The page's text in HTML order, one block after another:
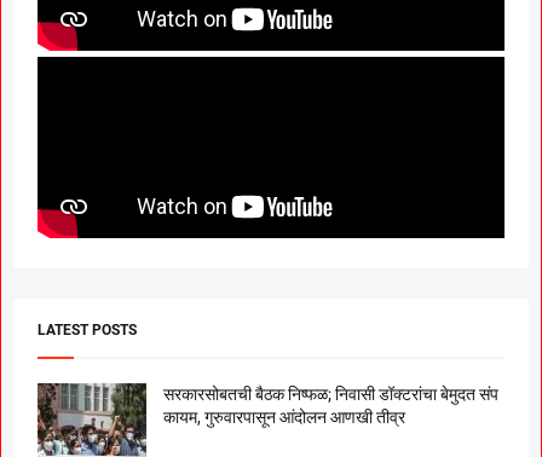
LATEST POSTS
सरकारसोबतची बैठक निष्फळ; निवासी डॉक्टरांचा बेमुदत संप
कायम, गुरुवारपासून आंदोलन आणखी तीव्र